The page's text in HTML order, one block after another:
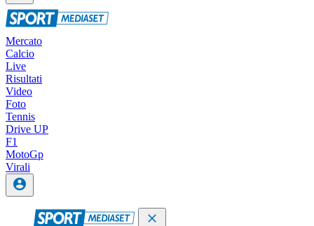
Mercato
Calcio
Live
Risultati
Video
Foto
Tennis
Drive UP
F1
MotoGp
Virali